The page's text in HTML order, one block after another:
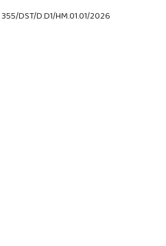
DST/D.D1/HM.01.01/2026